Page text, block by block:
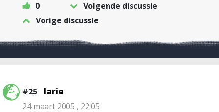
0
Volgende discussie
Vorige discussie
#25 larie
24 maart 2005 , 22:05